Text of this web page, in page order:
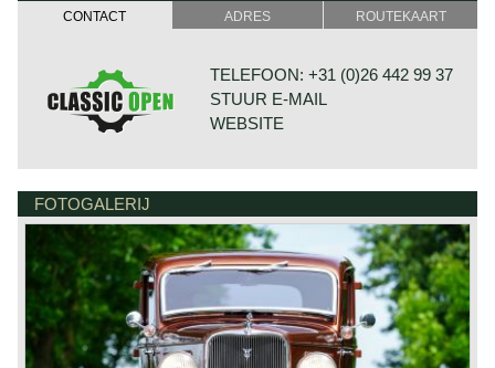
CONTACT ADRES ROUTEKAART
TELEFOON: +31 (0)26 442 99 37
STUUR E-MAIL
WEBSITE
6718 XN EDE
NEDERLAND
FOTOGALERIJ